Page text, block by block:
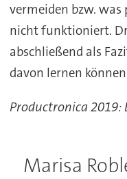
vermeiden bzw. was
nicht funktioniert.
abschließend als
davon lernen
Productronica 2019:
Marisa